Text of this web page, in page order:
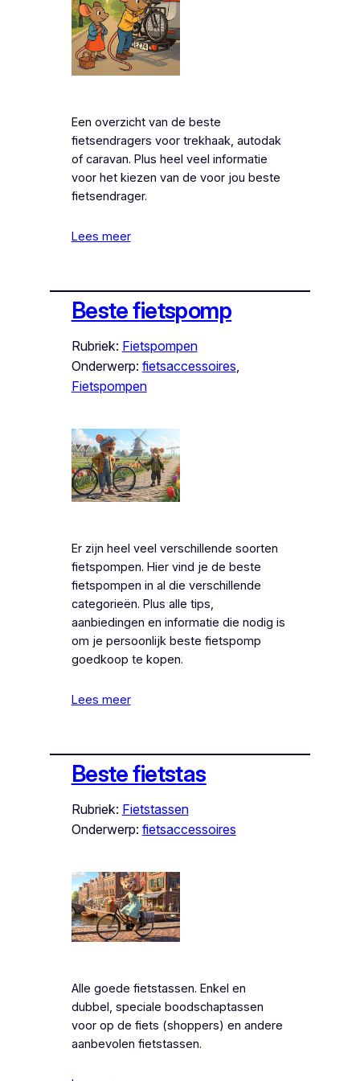
Een overzicht van de beste
fietsendragers voor trekhaak, autodak
of caravan. Plus heel veel informatie
voor het kiezen van de voor jou beste
fietsendrager.
Lees meer
Beste fietspomp
Rubriek: Fietspompen
Onderwerp: fietsaccessoires
Fietspompen
Er zijn heel veel verschillende soorten
fietspompen. Hier vind je de beste
fietspompen in al die verschillende
categorieën. Plus alle tips,
aanbiedingen en informatie die nodig is
om je persoonlijk beste fietspomp
goedkoop te kopen.
Lees meer
Beste fietstas
Rubriek: Fietstassen
Onderwerp: fietsaccessoires
Alle goede fietstassen. Enkel en
dubbel, speciale boodschaptassen
voor op de fiets (shoppers) en andere
aanbevolen fietstassen.